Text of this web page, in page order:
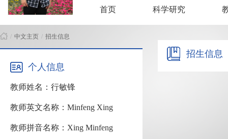
首页 科学研究
/ 中文主页 / 招生信息
个人信息
教师姓名：行敏锋
教师英文名称：Minfeng Xing
教师拼音名称：Xing Minfeng
招生信息